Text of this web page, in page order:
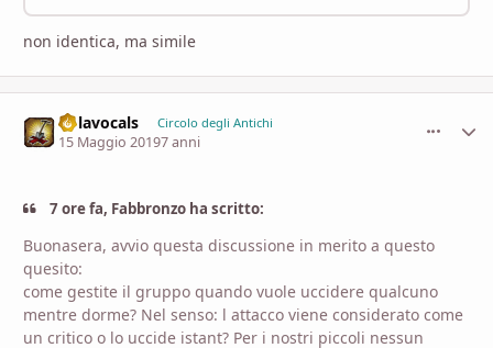
non identica, ma simile
nolavocals Circolo degli Antichi
15 Maggio 20197 anni
7 ore fa, Fabbronzo ha scritto:
Buonasera, avvio questa discussione in merito a questo
quesito:
come gestite il gruppo quando vuole uccidere qualcuno
mentre dorme? Nel senso: l attacco viene considerato come
un critico o lo uccide istant? Per i nostri piccoli nessun